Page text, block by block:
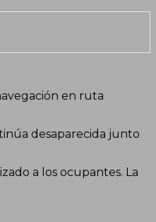
en ruta
desaparecida junto
a los ocupantes. La